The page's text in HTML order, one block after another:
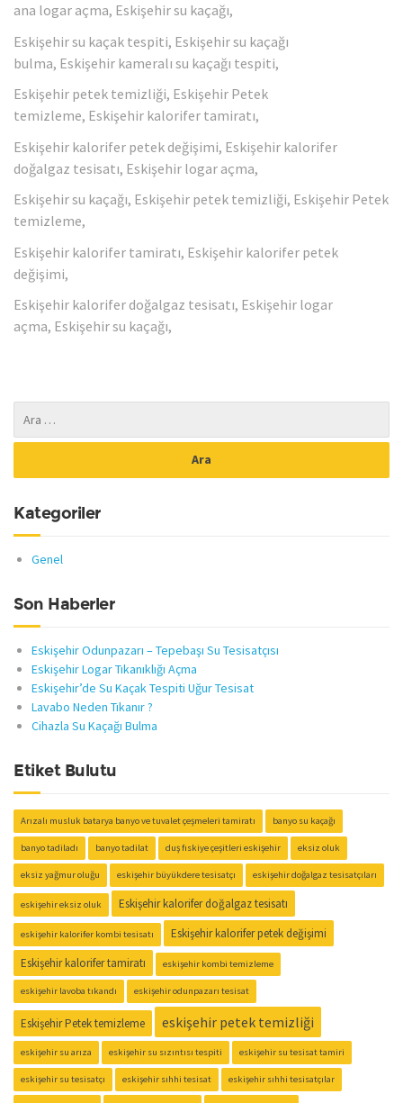
ana logar açma, Eskişehir su kaçağı,
Eskişehir su kaçak tespiti, Eskişehir su kaçağı
bulma, Eskişehir kameralı su kaçağı tespiti,
Eskişehir petek temizliği, Eskişehir Petek
temizleme, Eskişehir kalorifer tamiratı,
Eskişehir kalorifer petek değişimi, Eskişehir kalorifer
doğalgaz tesisatı, Eskişehir logar açma,
Eskişehir su kaçağı, Eskişehir petek temizliği, Eskişehir Petek
temizleme,
Eskişehir kalorifer tamiratı, Eskişehir kalorifer petek
değişimi,
Eskişehir kalorifer doğalgaz tesisatı, Eskişehir logar
açma, Eskişehir su kaçağı,
Kategoriler
Genel
Son Haberler
Eskişehir Odunpazarı – Tepebaşı Su Tesisatçısı
Eskişehir Logar Tıkanıklığı Açma
Eskişehir’de Su Kaçak Tespiti Uğur Tesisat
Lavabo Neden Tıkanır ?
Cihazla Su Kaçağı Bulma
Etiket Bulutu
Arızalı musluk batarya banyo ve tuvalet çeşmeleri tamiratı banyo su kaçağı
banyo tadiladı banyo tadilat duş fıskiye çeşitleri eskişehir eksiz oluk
eksiz yağmur oluğu eskişehir büyükdere tesisatçı eskişehir doğalgaz tesisatçıları
eskişehir eksiz oluk Eskişehir kalorifer doğalgaz tesisatı
eskişehir kalorifer kombi tesisatı
Eskişehir kalorifer petek değişimi
Eskişehir kalorifer tamiratı
eskişehir kombi temizleme
eskişehir lavoba tıkandı eskişehir odunpazarı tesisat
Eskişehir Petek temizleme eskişehir petek temizliği
eskişehir su arıza eskişehir su sızıntısı tespiti eskişehir su tesisat tamiri
eskişehir su tesisatçı eskişehir sıhhi tesisat eskişehir sıhhi tesisatçılar